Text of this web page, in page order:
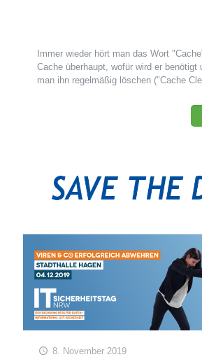
Immer wieder hört man das Wort
Cache überhaupt, wofür wird er benötigt
man ihn regelmäßig löschen ("Cache
8. November 2019